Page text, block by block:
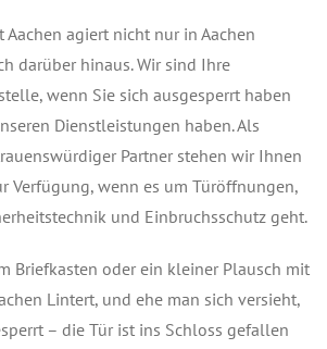
Aachen agiert nicht nur in Aachen
darüber hinaus. Wir sind Ihre
wenn Sie sich ausgesperrt haben
Dienstleistungen haben. Als
Partner stehen wir Ihnen
Verfügung, wenn es um Türöffnungen,
und Einbruchsschutz geht.
Briefkasten oder ein kleiner Plausch mit
Lintert, und ehe man sich versieht,
– die Tür ist ins Schloss gefallen